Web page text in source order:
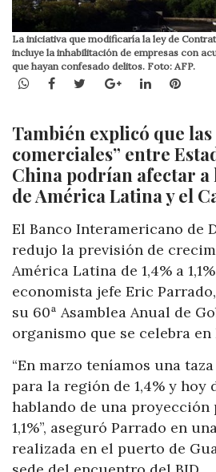
La iniciativa que modificaría la ley de
incluye la inhabilitación de empresas con
que hayan confesado delitos. Foto: AFP.
WhatsApp
Facebook
TwitterGoogle+LinkedIn
También explicó que
comerciales” entre
China podrían afectar a
de América Latina y el
El Banco Interamericano de
redujo la previsión de
América Latina de 1,4% a
economista jefe Eric
su 60ª Asamblea Anual de
organismo que se celebra en
“En marzo teníamos una
para la región de 1,4% y hoy
hablando de una proyección
1,1%”, aseguró Parrado en
realizada en el puerto de